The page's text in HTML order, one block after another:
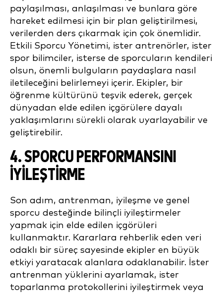
paylaşılması, anlaşılması ve bunlara göre
hareket edilmesi için bir plan geliştirilmesi,
verilerden ders çıkarmak için çok önemlidir.
Etkili Sporcu Yönetimi, ister antrenörler, ister
spor bilimciler, isterse de sporcuların kendileri
olsun, önemli bulguların paydaşlara nasıl
iletileceğini belirlemeyi içerir. Ekipler, bir
öğrenme kültürünü teşvik ederek, gerçek
dünyadan elde edilen içgörülere dayalı
yaklaşımlarını sürekli olarak uyarlayabilir ve
geliştirebilir.
4. SPORCU PERFORMANSINI
İYILEŞTIRME
Son adım, antrenman, iyileşme ve genel
sporcu desteğinde bilinçli iyileştirmeler
yapmak için elde edilen içgörüleri
kullanmaktır. Kararlara rehberlik eden veri
odaklı bir süreç sayesinde ekipler en büyük
etkiyi yaratacak alanlara odaklanabilir. İster
antrenman yüklerini ayarlamak, ister
toparlanma protokollerini iyileştirmek veya